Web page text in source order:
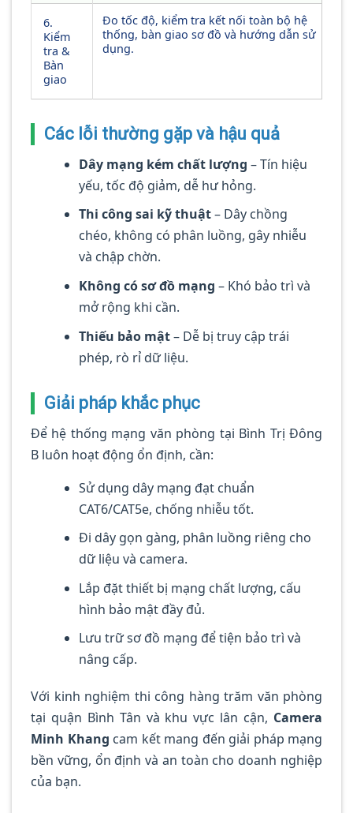
6.
Kiểm
tra &
Bàn
giao
Đo tốc độ, kiểm tra kết nối toàn bộ hệ
thống, bàn giao sơ đồ và hướng dẫn sử
dụng.
Các lỗi thường gặp và hậu quả
Dây mạng kém chất lượng – Tín hiệu
yếu, tốc độ giảm, dễ hư hỏng.
Thi công sai kỹ thuật– Dây chồng
chéo, không có phân luồng, gây nhiễu
và chập chờn.
Không có sơ đồ mạng – Khó bảo trì và
mở rộng khi cần.
Thiếu bảo mật– Dễ bị truy cập trái
phép, rò rỉ dữ liệu.
Giải pháp khắc phục
Để hệ thống mạng văn phòng tại Bình Trị Đông
B luôn hoạt động ổn định, cần:
Sử dụng dây mạng đạt chuẩn
CAT6/CAT5e, chống nhiễu tốt.
Đi dây gọn gàng, phân luồng riêng cho
dữ liệu và camera.
Lắp đặt thiết bị mạng chất lượng, cấu
hình bảo mật đầy đủ.
Lưu trữ sơ đồ mạng để tiện bảo trì và
nâng cấp.
Với kinh nghiệm thi công hàng trăm văn phòng
tại quận Bình Tân và khu vực lân cận, Camera
Minh Khang cam kết mang đến giải pháp mạng
bền vững, ổn định và an toàn cho doanh nghiệp
của bạn.